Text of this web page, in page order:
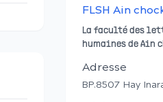
FLSH Ain
La faculté des
humaines de Ain
Adresse
BP.8507 Hay